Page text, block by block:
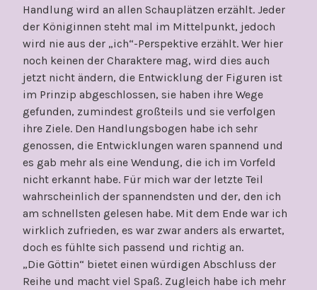
Handlung wird an allen Schauplätzen erzählt. Jeder
der Königinnen steht mal im Mittelpunkt, jedoch
wird nie aus der „ich“-Perspektive erzählt. Wer hier
noch keinen der Charaktere mag, wird dies auch
jetzt nicht ändern, die Entwicklung der Figuren ist
im Prinzip abgeschlossen, sie haben ihre Wege
gefunden, zumindest großteils und sie verfolgen
ihre Ziele. Den Handlungsbogen habe ich sehr
genossen, die Entwicklungen waren spannend und
es gab mehr als eine Wendung, die ich im Vorfeld
nicht erkannt habe. Für mich war der letzte Teil
wahrscheinlich der spannendsten und der, den ich
am schnellsten gelesen habe. Mit dem Ende war ich
wirklich zufrieden, es war zwar anders als erwartet,
doch es fühlte sich passend und richtig an.
„Die Göttin“ bietet einen würdigen Abschluss der
Reihe und macht viel Spaß. Zugleich habe ich mehr